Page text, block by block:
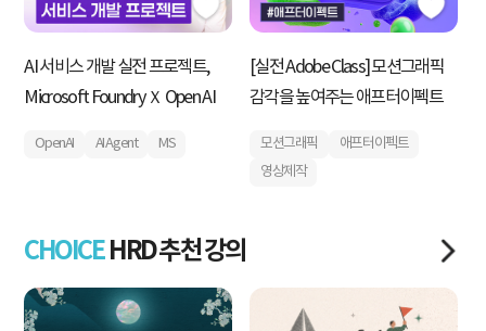
AI 서비스 개발 실전 프로젝트,
Microsoft Foundry Ｘ Open AI
OpenAI AI Agent MS
[실전 Adobe Class] 모션그래픽
감각을 높여주는 애프터이펙트
모션그래픽
애프터이펙트
영상제작
CHOICEHRD 추천 강의